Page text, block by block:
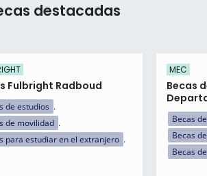
destacadas
Fulbright Radboud
de estudios
de movilidad
para estudiar en el extranjero
MEC
Becas
Becas
Becas
Becas